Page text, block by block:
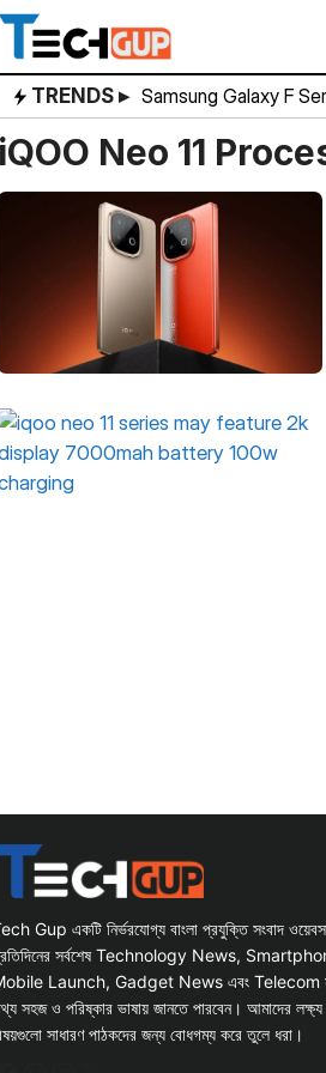
TRENDS ▸ Samsung Galaxy F
iQOO Neo 11
Gup একটি নির্ভরযোগ্য বাংলা প্রযুক্তি সংবাদ
সর্বশেষ Technology News,
Launch, Gadget News এবং Telecom
সহজ ও পরিষ্কার ভাষায় জানতে পারবেন। আমাদের
সাধারণ পাঠকদের জন্য বোধগম্য করে তুলে ধরা।